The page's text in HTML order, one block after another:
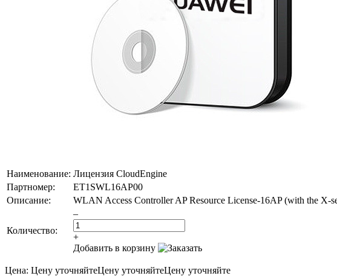
Наименование: Лицензия CloudEngine
Партномер:
ET1SWL16AP00
Описание:
WLAN Access Controller AP Resource License-16AP (with the X-
Количество:
–
+
Добавить в корзину
Цена: Цену уточняйтеЦену уточняйтеЦену уточняйте